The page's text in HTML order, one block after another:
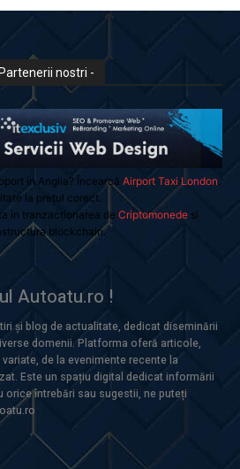
nostri -
in Anglia? Încearcă Airport Taxi London
la prețul corect.
in tranzactionarea de Criptomonedesi
blockchain.
Autoatu.ro !
și blog de actualitate, dedicat diseminării
domenii. Platforma oferă articole,
de la evenimente recente la
Este un spațiu digital dedicat informării
orice întrebări sau sugestii, ne puteți